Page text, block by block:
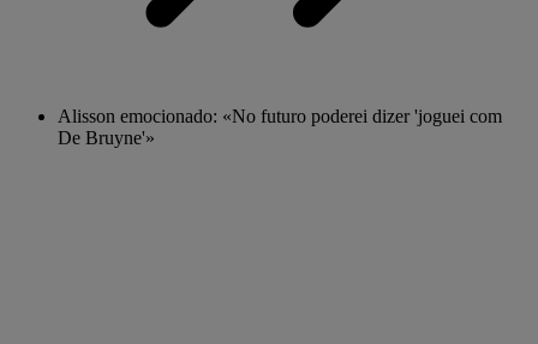
Alisson emocionado: «No futuro poderei dizer 'joguei com
De Bruyne'»